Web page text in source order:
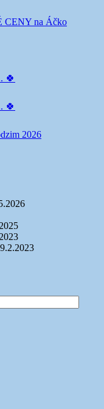
CENY na Áčko
🍀
🍀
2026
9.2.2023